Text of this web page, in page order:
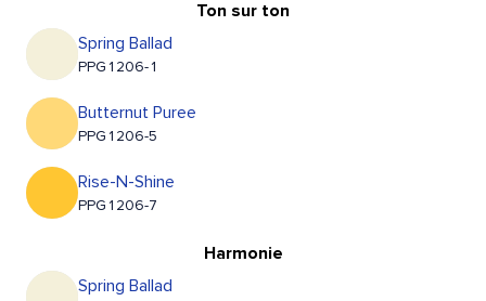
Ton sur ton
Spring Ballad
PPG1206-1
Butternut Puree
PPG1206-5
Rise-N-Shine
PPG1206-7
Harmonie
Spring Ballad